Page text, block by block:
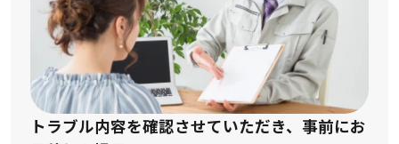
トラブル内容を確認させていただき、事前にお